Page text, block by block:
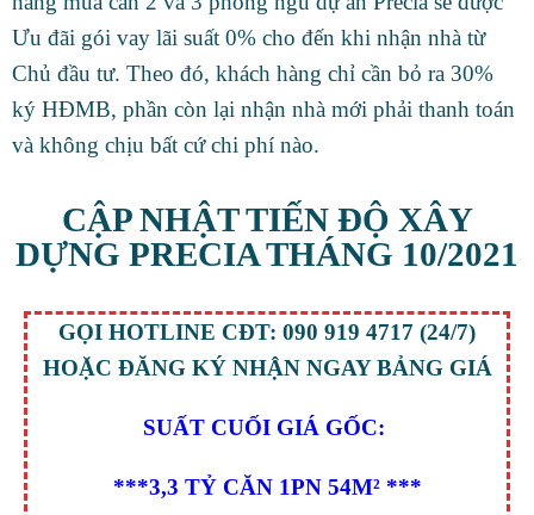
Ưu đãi gói vay lãi suất 0% cho đến khi nhận nhà từ
Chủ đầu tư. Theo đó, khách hàng chỉ cần bỏ ra 30%
ký HĐMB, phần còn lại nhận nhà mới phải thanh toán
và không chịu bất cứ chi phí nào.
CẬP NHẬT TIẾN ĐỘ XÂY
DỰNG PRECIA THÁNG 10/2021
GỌI HOTLINE CĐT: 090 919 4717 (24/7)
HOẶC ĐĂNG KÝ NHẬN NGAY BẢNG GIÁ
SUẤT CUỐI GIÁ GỐC:
***3,3 TỶ CĂN 1PN 54M² ***
Log in
Don't have an account?Sign Up
Username